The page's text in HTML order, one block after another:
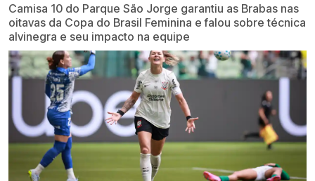
Camisa 10 do Parque São Jorge garantiu as Brabas nas
oitavas da Copa do Brasil Feminina e falou sobre técnica
alvinegra e seu impacto na equipe